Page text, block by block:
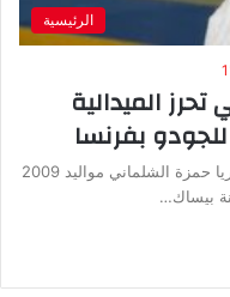
الرئيسية
تحرز الميدالية
بفرنسا
كتبت / ريم العبدلي تحصلت الطفلة الليبية ماريا حمزة الشلماني مواليد 2009
بيساك…